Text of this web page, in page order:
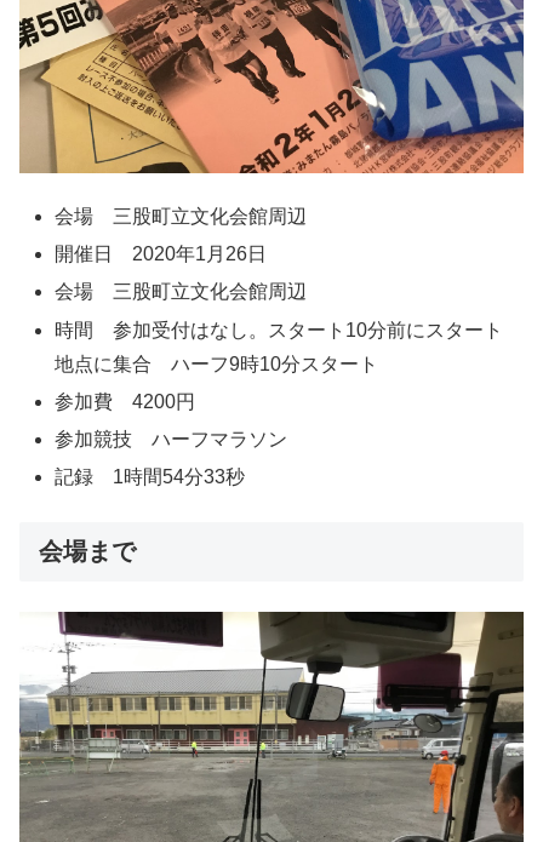
会場 三股町立文化会館周辺
開催日 2020年1月26日
会場 三股町立文化会館周辺
時間 参加受付はなし。スタート10分前にスタート
地点に集合 ハーフ9時10分スタート
参加費 4200円
参加競技 ハーフマラソン
記録 1時間54分33秒
会場まで